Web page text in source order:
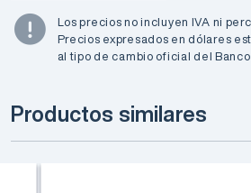
Los precios no incluyen IVA ni
Precios expresados en dólares
al tipo de cambio oficial del
Productos similares